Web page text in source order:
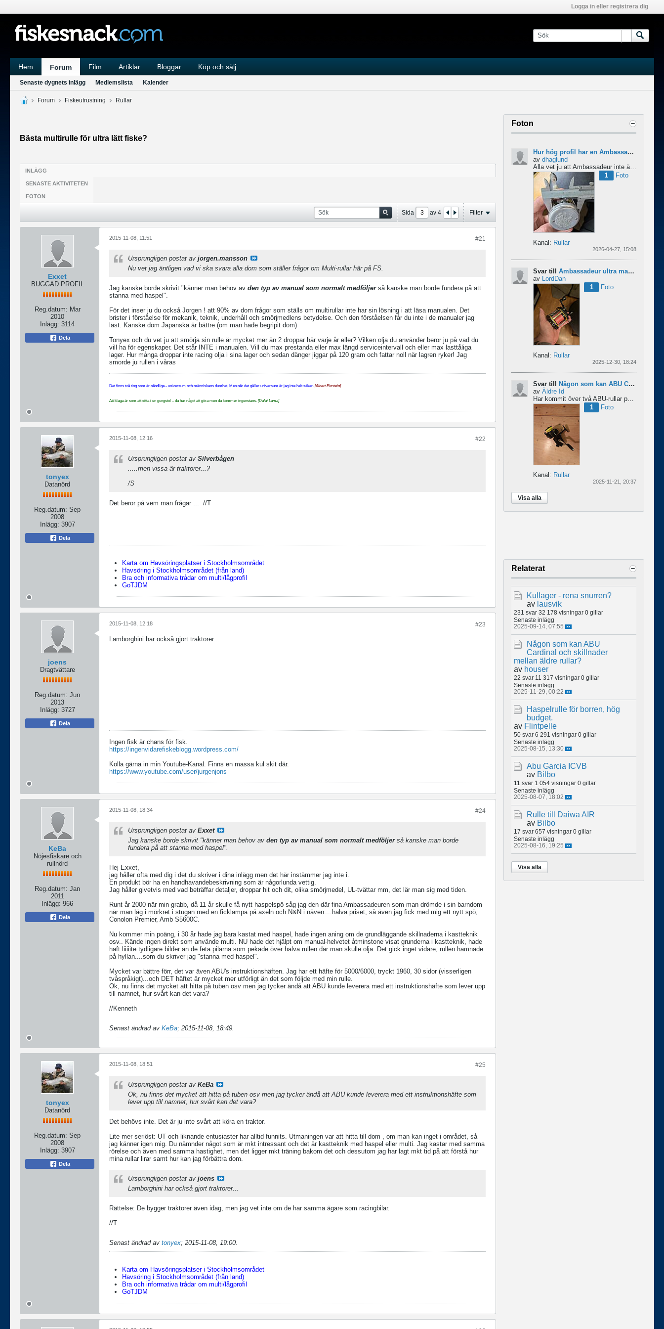
Logga in eller registrera dig
Hem Forum Film Artiklar Bloggar Köp och sälj
Senaste dygnets inlägg Medlemslista Kalender
Forum Fiskeutrustning Rullar
Bästa multirulle för ultra lätt fiske?
INLÄGG
SENASTE AKTIVITETEN
FOTON
Sida av 4 Filter
Exxet
BUGGAD PROFIL
Reg.datum: Mar
2010
Inlägg: 3114
Dela
#21
2015-11-08, 11:51
Ursprungligen postat av jorgen.mansson
Nu vet jag äntligen vad vi ska svara alla dom som ställer frågor om Multi-rullar här på FS.
Jag kanske borde skrivit "känner man behov av den typ av manual som normalt medföljerså kanske man borde fundera på att
stanna med haspel".
För det inser ju du också Jorgen ! att 90% av dom frågor som ställs om multirullar inte har sin lösning i att läsa manualen. Det
brister i förståelse för mekanik, teknik, underhåll och smörjmedlens betydelse. Och den förståelsen får du inte i de manualer jag
läst. Kanske dom Japanska är bättre (om man hade begripit dom)
Tonyex och du vet ju att smörja sin rulle är mycket mer än 2 droppar här varje år eller? Vilken olja du använder beror ju på vad du
vill ha för egenskaper. Det står INTE i manualen. Vill du max prestanda eller max längd serviceintervall och eller max lasttåliga
lager. Hur många droppar inte racing olja i sina lager och sedan dänger jiggar på 120 gram och fattar noll när lagren ryker! Jag
smorde ju rullen i våras
Det finns två ting som är oändliga - universum och människans dumhet, Men när det gäller universum är jag inte helt säker. [Albert Einstein]
Att klaga är som att sitta i en gungstol – du har något att göra men du kommer ingenstans. [Dalai Lama]
tonyex
Datanörd
Reg.datum: Sep
2008
Inlägg: 3907
Dela
#22
2015-11-08, 12:16
Ursprungligen postat av Silverbågen
.....men vissa är traktorer...?
/S
Det beror på vem man frågar ... //T
Karta om Havsöringsplatser i Stockholmsområdet
Havsöring i Stockholmsområdet (från land)
Bra och informativa trådar om multi/lågprofil
GoTJDM
joens
Dragtvättare
Reg.datum: Jun
2013
Inlägg: 3727
Dela
#23
2015-11-08, 12:18
Lamborghini har också gjort traktorer...
Ingen fisk är chans för fisk.
https://ingenvidarefiskeblogg.wordpress.com/
Kolla gärna in min Youtube-Kanal. Finns en massa kul skit där.
https://www.youtube.com/user/jurgenjons
KeBa
Nöjesfiskare och
rullnörd
Reg.datum: Jan
2011
Inlägg: 966
Dela
#24
2015-11-08, 18:34
Ursprungligen postat av Exxet
Jag kanske borde skrivit "känner man behov av den typ av manual som normalt medföljerså kanske man borde
fundera på att stanna med haspel".
Hej Exxet,
jag håller ofta med dig i det du skriver i dina inlägg men det här instämmer jag inte i.
En produkt bör ha en handhavandebeskrivning som är någorlunda vettig.
Jag håller givetvis med vad beträffar detaljer, droppar hit och dit, olika smörjmedel, UL-tvättar mm, det lär man sig med tiden.
Runt år 2000 när min grabb, då 11 år skulle få nytt haspelspö såg jag den där fina Ambassadeuren som man drömde i sin barndom
när man låg i mörkret i stugan med en ficklampa på axeln och N&N i näven....halva priset, så även jag fick med mig ett nytt spö,
Conolon Premier, Amb S5600C.
Nu kommer min poäng, i 30 år hade jag bara kastat med haspel, hade ingen aning om de grundläggande skillnaderna i kastteknik
osv.. Kände ingen direkt som använde multi. NU hade det hjälpt om manual-helvetet åtminstone visat grunderna i kastteknik, hade
haft liiiiite tydligare bilder än de feta pilarna som pekade över halva rullen där man skulle olja. Det gick inget vidare, rullen hamnade
på hyllan....som du skriver jag "stanna med haspel".
Mycket var bättre förr, det var även ABU's instruktionshäften. Jag har ett häfte för 5000/6000, tryckt 1960, 30 sidor (visserligen
tvåspråkigt)...och DET häftet är mycket mer utförligt än det som följde med min rulle.
Ok, nu finns det mycket att hitta på tuben osv men jag tycker ändå att ABU kunde leverera med ett instruktionshäfte som lever upp
till namnet, hur svårt kan det vara?
//Kenneth
Senast ändrad av KeBa; 2015-11-08, 18:49.
tonyex
Datanörd
Reg.datum: Sep
2008
Inlägg: 3907
Dela
#25
2015-11-08, 18:51
Ursprungligen postat av KeBa
Ok, nu finns det mycket att hitta på tuben osv men jag tycker ändå att ABU kunde leverera med ett instruktionshäfte som
lever upp till namnet, hur svårt kan det vara?
Det behövs inte. Det är ju inte svårt att köra en traktor.
Lite mer seriöst: UT och liknande entusiaster har alltid funnits. Utmaningen var att hitta till dom , om man kan inget i området, så
jag känner igen mig. Du nämnder något som är mkt intressant och det är kastteknik med haspel eller multi. Jag kastar med samma
rörelse och även med samma hastighet, men det ligger mkt träning bakom det och dessutom jag har lagt mkt tid på att förstå hur
mina rullar lirar samt hur kan jag förbättra dom.
Ursprungligen postat av joens
Lamborghini har också gjort traktorer...
Rättelse: De bygger traktorer även idag, men jag vet inte om de har samma ägare som racingbilar.
//T
Senast ändrad av tonyex; 2015-11-08, 19:00.
Karta om Havsöringsplatser i Stockholmsområdet
Havsöring i Stockholmsområdet (från land)
Bra och informativa trådar om multi/lågprofil
GoTJDM
Foton
Hur hög profil har en Ambassadeur?
av dhaglund
Alla vet ju att Ambassadeur inte är en lågprofilrulle, det är tydligt. Men hur hög profil har de egentligen?...
1
Foto
Kanal: Rullar
2026-04-27, 15:08
Svar till Ambassadeur ultra mag xl 3
av
LordDan
1
Foto
Kanal: Rullar
2025-12-30, 18:24
Svar till Någon som kan ABU Cardinal och skillnader mellan äldre rullar?
av Äldre Id
1
Foto
Kanal: Rullar
2025-11-21, 20:37
Visa alla
Relaterat
Kullager - rena snurren?
av lausvik
231 svar 32 178 visningar 0 gillar
Senaste inlägg
2025-09-14, 07:55
Någon som kan ABU
Cardinal och skillnader
mellan äldre rullar?
av houser
22 svar 11 317 visningar 0 gillar
Senaste inlägg
2025-11-29, 00:22
Haspelrulle för borren, hög
budget.
av Flintpelle
50 svar 6 291 visningar 0 gillar
Senaste inlägg
2025-08-15, 13:30
Abu Garcia ICVB
av Bilbo
11 svar 1 054 visningar 0 gillar
Senaste inlägg
2025-08-07, 18:02
Rulle till Daiwa AIR
av Bilbo
17 svar 657 visningar 0 gillar
Senaste inlägg
2025-08-16, 19:25
Visa alla